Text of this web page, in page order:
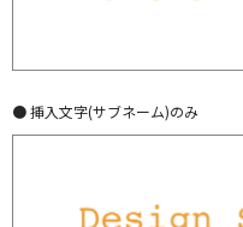
● 挿入文字(サブネーム)のみ